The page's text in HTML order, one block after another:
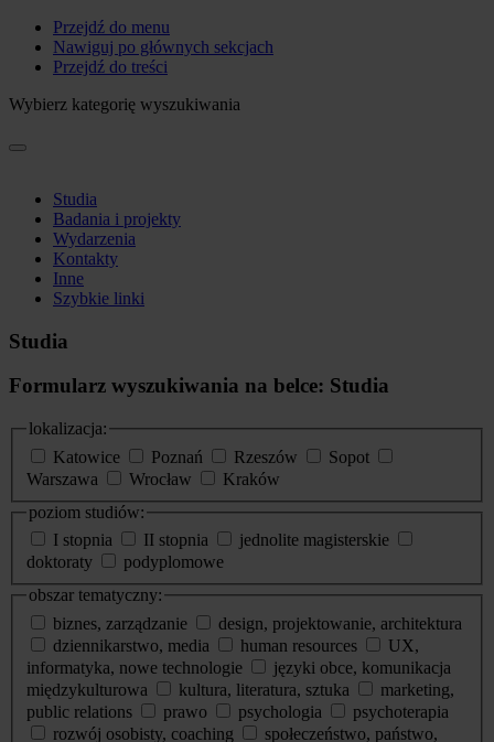
Przejdź do menu
Nawiguj po głównych sekcjach
Przejdź do treści
Wybierz kategorię wyszukiwania
Studia
Badania i projekty
Wydarzenia
Kontakty
Inne
Szybkie linki
Studia
Formularz wyszukiwania na belce: Studia
lokalizacja:
Katowice
Poznań Rzeszów
Sopot
Warszawa
Wrocław
Kraków
poziom studiów:
I stopnia
II stopnia
jednolite magisterskie
doktoraty
podyplomowe
obszar tematyczny:
biznes, zarządzanie
design, projektowanie, architektura
dziennikarstwo, media
human resources
UX,
informatyka, nowe technologie
języki obce, komunikacja
międzykulturowa
kultura, literatura, sztuka
marketing,
public relations
prawo psychologia
psychoterapia
rozwój osobisty, coaching
społeczeństwo, państwo,